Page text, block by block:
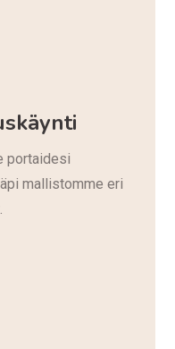
portaidesi
mallistomme eri